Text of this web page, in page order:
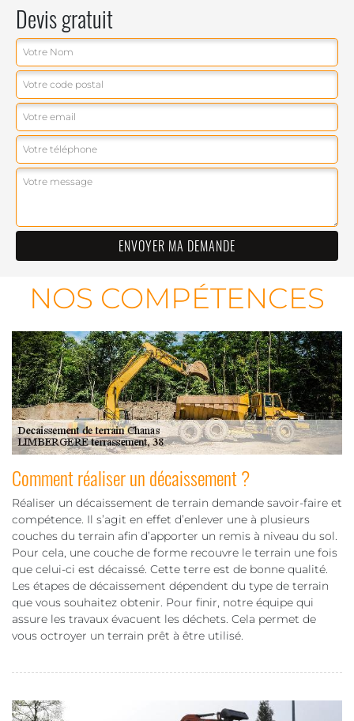
Devis gratuit
NOS COMPÉTENCES
Comment réaliser un décaissement ?
Réaliser un décaissement de terrain demande savoir-faire et
compétence. Il s’agit en effet d’enlever une à plusieurs
couches du terrain afin d’apporter un remis à niveau du sol.
Pour cela, une couche de forme recouvre le terrain une fois
que celui-ci est décaissé. Cette terre est de bonne qualité.
Les étapes de décaissement dépendent du type de terrain
que vous souhaitez obtenir. Pour finir, notre équipe qui
assure les travaux évacuent les déchets. Cela permet de
vous octroyer un terrain prêt à être utilisé.